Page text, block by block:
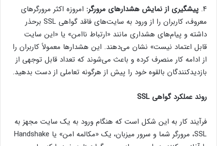
۴. پیشگیری از نمایش هشدارهای مرورگر: امروزه اکثر مرورگرهای
معروف، کاربران را از ورود به سایت‌های فاقد گواهی SSL برحذر
داشته و پیام‌های هشداری مانند «ارتباط ناامن» یا «این سایت
قابل اعتماد نیست» نشان می‌دهند. این هشدارها معمولاً کاربران را
از ادامه کار منصرف کرده و باعث می‌شوند که تعداد قابل توجهی از
بازدیدکنندگان بالقوه خود را پیش از هرگونه تعاملی از دست بدهید.
روند عملکرد گواهی SSL
فرآیند کار به این شکل است که هنگام ورود به یک سایت مجهز به
SSL، مرورگر شما و سرور میزبان، یک «مکالمه امن» یا Handshake